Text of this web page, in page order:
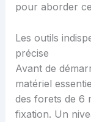
pour aborder
Les outils
précise
Avant de
matériel
des forets de 6
fixation. Un